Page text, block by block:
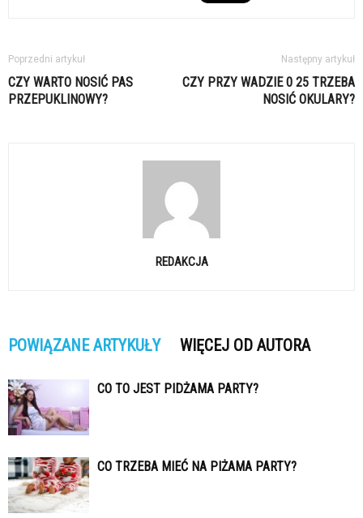
Poprzedni artykuł
CZY WARTO NOSIĆ PAS
PRZEPUKLINOWY?
Następny artykuł
CZY PRZY WADZIE 0 25 TRZEBA
NOSIĆ OKULARY?
REDAKCJA
POWIĄZANE ARTYKUŁY WIĘCEJ OD AUTORA
CO TO JEST PIDŻAMA PARTY?
CO TRZEBA MIEĆ NA PIŻAMA PARTY?